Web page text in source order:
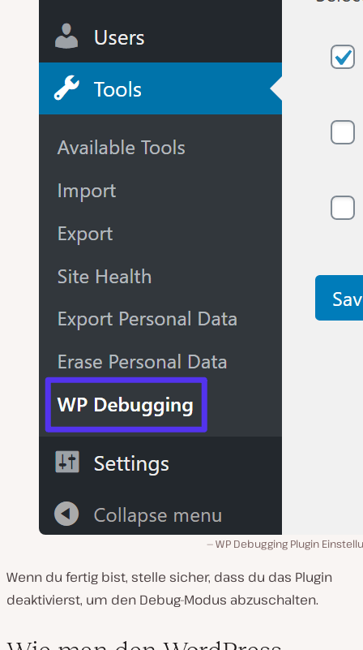
WP Debugging Plugin
Wenn du fertig bist, stelle sicher, dass du das Plugin
deaktivierst, um den Debug-Modus abzuschalten.